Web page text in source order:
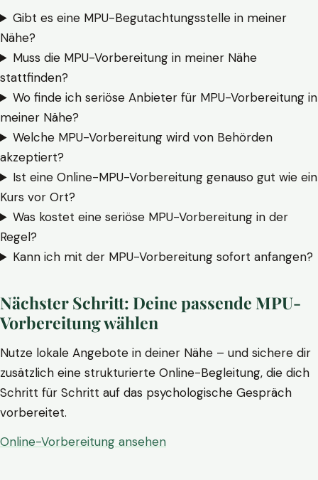
Gibt es eine MPU-Begutachtungsstelle in meiner
Nähe?
Muss die MPU-Vorbereitung in meiner Nähe
stattfinden?
Wo finde ich seriöse Anbieter für MPU-Vorbereitung in
meiner Nähe?
Welche MPU-Vorbereitung wird von Behörden
akzeptiert?
Ist eine Online-MPU-Vorbereitung genauso gut wie ein
Kurs vor Ort?
Was kostet eine seriöse MPU-Vorbereitung in der
Regel?
Kann ich mit der MPU-Vorbereitung sofort anfangen?
Nächster Schritt: Deine passende MPU-
Vorbereitung wählen
Nutze lokale Angebote in deiner Nähe – und sichere dir
zusätzlich eine strukturierte Online-Begleitung, die dich
Schritt für Schritt auf das psychologische Gespräch
vorbereitet.
Online-Vorbereitung ansehen